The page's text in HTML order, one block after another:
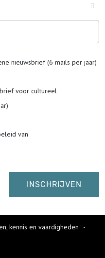
nieuwsbrief (6 mails per jaar)
voor cultureel
van
kennis en vaardigheden
-